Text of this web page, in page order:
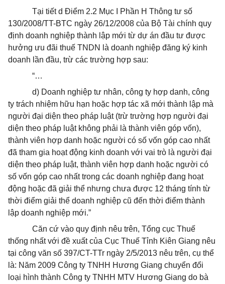
Tại tiết d Điểm 2.2 Mục I Phần H Thông tư số
130/2008/TT-BTC ngày 26/12/2008 của Bộ Tài chính quy
định doanh nghiệp thành lập mới từ dự án đầu tư được
hưởng ưu đãi thuế TNDN là doanh nghiệp đăng ký kinh
doanh lần đầu, trừ các trường hợp sau:
“…
d) Doanh nghiệp tư nhân, công ty hợp danh, công
ty trách nhiệm hữu hạn hoặc hợp tác xã mới thành lập mà
người đại diện theo pháp luật (trừ trường hợp người đại
diện theo pháp luật không phải là thành viên góp vốn),
thành viên hợp danh hoặc người có số vốn góp cao nhất
đã tham gia hoạt động kinh doanh với vai trò là người đại
diện theo pháp luật, thành viên hợp danh hoặc người có
số vốn góp cao nhất trong các doanh nghiệp đang hoạt
động hoặc đã giải thể nhưng chưa được 12 tháng tính từ
thời điểm giải thể doanh nghiệp cũ đến thời điểm thành
lập doanh nghiệp mới.”
Căn cứ vào quy định nêu trên, Tổng cục Thuế
thống nhất với đề xuất của Cục Thuế Tỉnh Kiên Giang nêu
tại công văn số 397/CT-TTr ngày 2/5/2013 nêu trên, cụ thể
là: Năm 2009 Công ty TNHH Hương Giang chuyển đổi
loại hình thành Công ty TNHH MTV Hương Giang do bà